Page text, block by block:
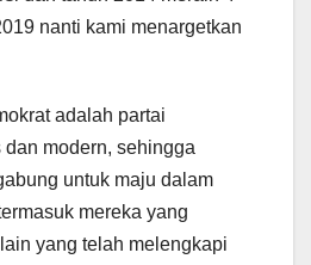
nanti kami menargetkan
adalah partai
modern, sehingga
untuk maju dalam
mereka yang
yang telah melengkapi